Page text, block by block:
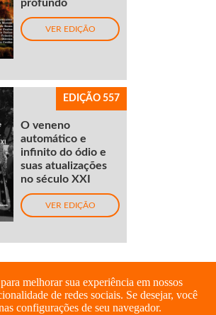
profundo
VER EDIÇÃO
EDIÇÃO 557
O veneno
automático e
infinito do ódio e
suas atualizações
no século XXI
VER EDIÇÃO
melhorar sua experiência em nossos
de redes sociais. Se desejar, você
configurações de seu navegador.